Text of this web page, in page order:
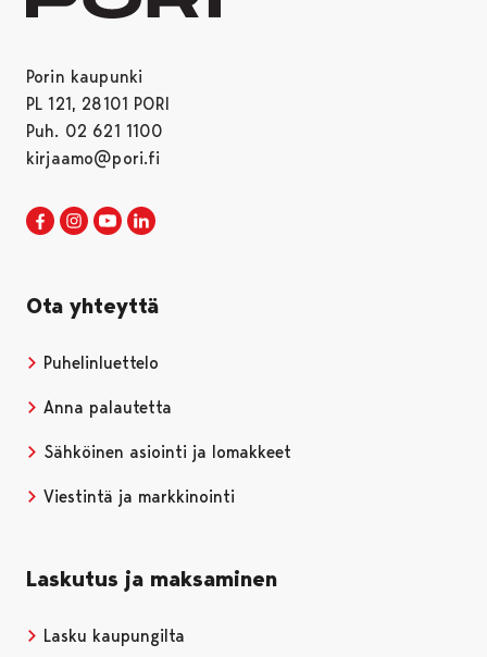
Porin kaupunki
PL 121, 28101 PORI
Puh. 02 621 1100
kirjaamo@pori.fi
Porin kaupunki Facebookissa
Avautuu uudessa välilehdessä
Porin kaupunki Instagramissa
Avautuu uudessa välilehdessä
Porin kaupunki Youtubessa
Avautuu uudessa välilehdessä
Ota yhteyttä
Puhelinluettelo
Anna palautetta
Sähköinen asiointi ja lomakkeet
Viestintä ja markkinointi
Laskutus ja maksaminen
Lasku kaupungilta